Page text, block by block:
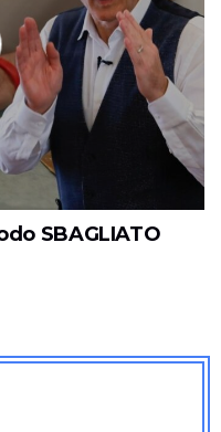
SBAGLIATO